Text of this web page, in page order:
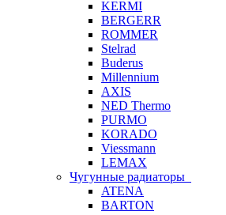
KERMI
BERGERR
ROMMER
Stelrad
Buderus
Millennium
AXIS
NED Thermo
PURMO
KORADO
Viessmann
LEMAX
Чугунные радиаторы
ATENA
BARTON